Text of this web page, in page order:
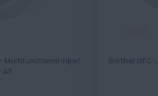
Multifunctional Inkjet
A3
Brother